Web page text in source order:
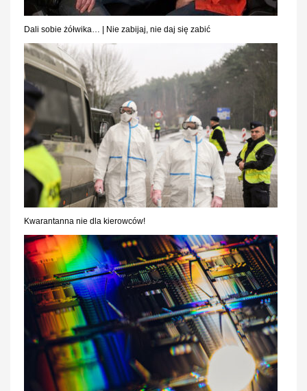
Dali sobie żółwika… | Nie zabijaj, nie daj się zabić
Kwarantanna nie dla kierowców!